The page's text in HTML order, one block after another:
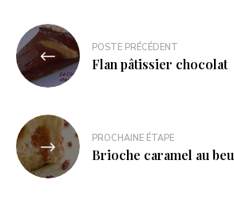
POSTE PRÉCÉDENT
Flan pâtissier chocolat
PROCHAINE ÉTAPE
Brioche caramel au